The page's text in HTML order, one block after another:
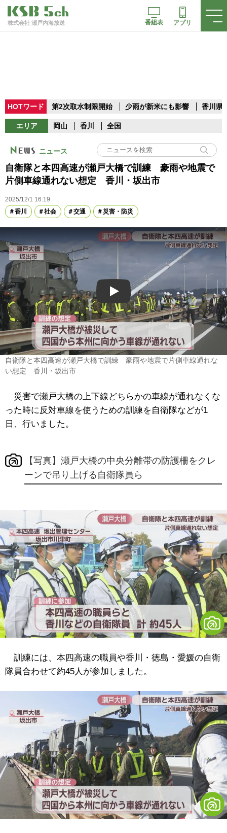
株式会社 瀬戸内海放送 番組表 アプリ
HOTワード 第2次取水制限開始 少雨が新米にも影響 香川県
エリア 岡山 香川 全国
ニュース
自衛隊と本四高速が瀬戸大橋で訓練 豪雨や地震で
片側車線通れない想定 香川・坂出市
2025/12/1 16:19
香川
社会 交通 災害・防災
Play
自衛隊と本四高速が瀬戸大橋で訓練 豪雨や地震で片側車線通れな
い想定 香川・坂出市
災害で瀬戸大橋の上下線どちらかの車線が通れなくな
った時に反対車線を使うための訓練を自衛隊などが1
日、行いました。
【写真】瀬戸大橋の中央分離帯の防護柵をクレ
ーンで吊り上げる自衛隊員ら
訓練には、本四高速の職員や香川・徳島・愛媛の自衛
隊員合わせて約45人が参加しました。